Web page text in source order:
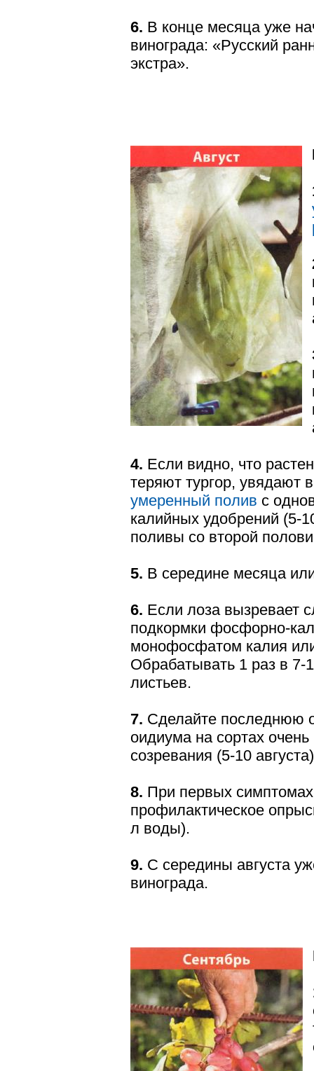
6. В конце месяца уже
винограда: «Русский
экстра».
4. Если видно, что
теряют тургор, увядают
умеренный полив с
калийных удобрений (5-
поливы со второй
5. В середине месяца
6. Если лоза вызревает
подкормки фосфорно-
монофосфатом калия
Обрабатывать 1 раз в 7-
листьев.
7. Сделайте последнюю
оидиума на сортах
созревания (5-10
8. При первых
профилактическое
л воды).
9. С середины августа
винограда.